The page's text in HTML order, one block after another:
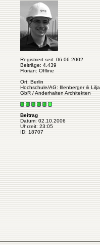
Registriert seit: 06.06.2002
Beiträge: 4.439
Florian: Offline
Ort: Berlin
Hochschule/AG: Illenberger & Lilja
GbR / Anderhalten Architekten
Beitrag
Datum: 02.10.2006
Uhrzeit: 23:05
ID: 18707